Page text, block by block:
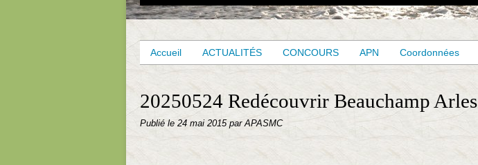
Accueil ACTUALITÉS CONCOURS APN Coordonnées
20250524 Redécouvrir Beauchamp Arles
Publié le 24 mai 2015 par APASMC